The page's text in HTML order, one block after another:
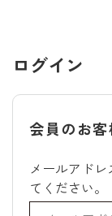
ログイン
会員のお客
メールアド
てください。